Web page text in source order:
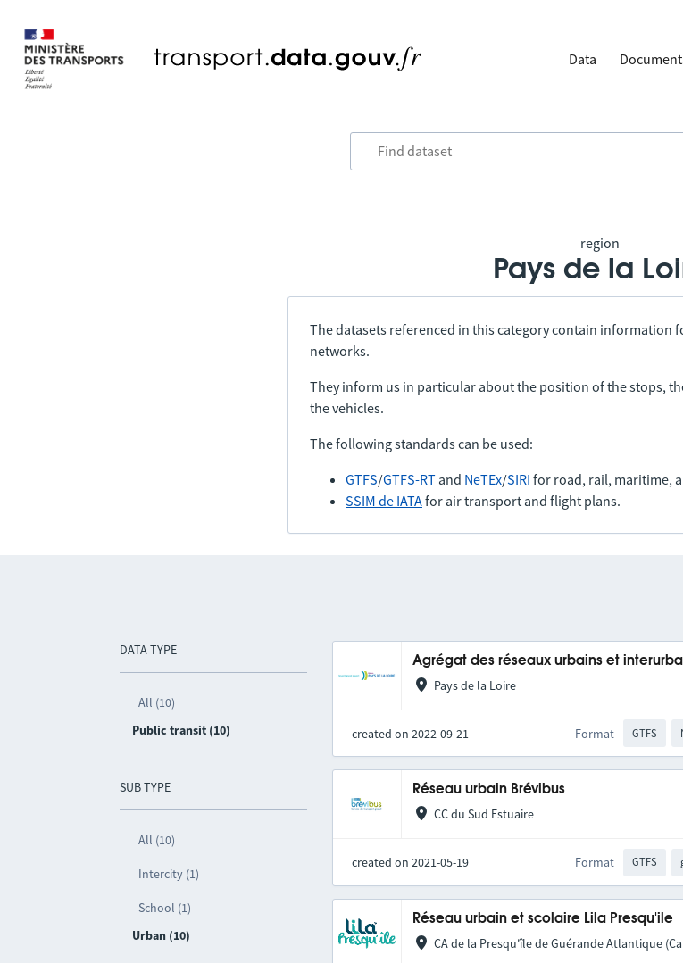
Data
region
Pays de la
The datasets referenced in this category contain information
networks.
They inform us in particular about the position of the stops,
the vehicles.
The following standards can be used:
GTFS/GTFS-RT and NeTEx/SIRI for road, rail, maritime,
SSIM de IATAfor air transport and flight plans.
DATA TYPE
All (10)
Public transit (10)
SUB TYPE
All (10)
Intercity (1)
School (1)
Urban (10)
Agrégat des réseaux urbains et
Pays de la Loire
created on 2022-09-21 Format GTFS
Réseau urbain Brévibus
CC du Sud Estuaire
created on 2021-05-19 Format GTFS
Réseau urbain et scolaire Lila Presqu'ile
CA de la Presqu'île de Guérande Atlantique